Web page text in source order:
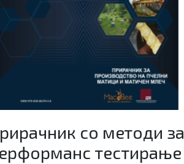
со методи за
тестирање